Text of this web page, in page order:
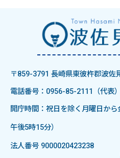
〒859-3791 長崎県東彼杵郡波佐
電話番号：0956-85-2111（代表）
開庁時間：祝日を除く月曜日か
午後5時15分）
法人番号 9000020423238